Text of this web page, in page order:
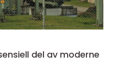
del av moderne